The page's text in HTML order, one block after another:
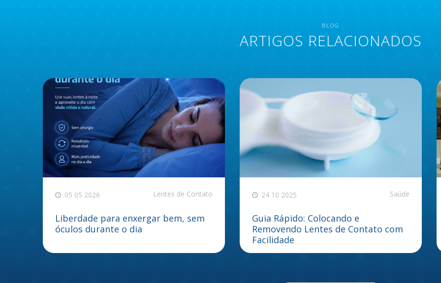
BLOG
ARTIGOS RELACIONADOS
05 05 2026 Lentes de Contato
Liberdade para enxergar bem, sem
óculos durante o dia
24 10 2025 Saúde
Guia Rápido: Colocando e
Removendo Lentes de Contato com
Facilidade